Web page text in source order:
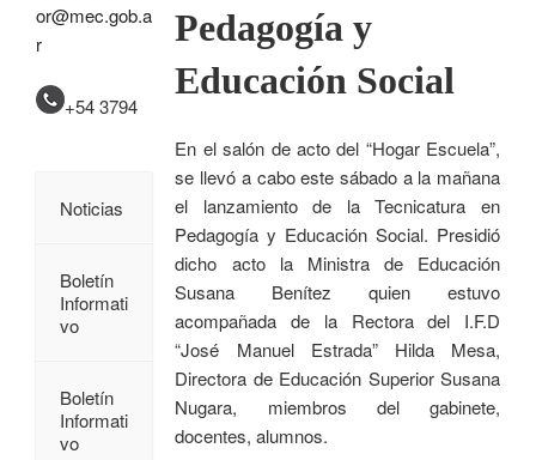
Pedagogía y
Educación Social
En el salón de acto del “Hogar Escuela”,
se llevó a cabo este sábado a la mañana
el lanzamiento de la Tecnicatura en
Pedagogía y Educación Social. Presidió
dicho acto la Ministra de Educación
Susana Benítez quien estuvo
acompañada de la Rectora del I.F.D
“José Manuel Estrada” Hilda Mesa,
Directora de Educación Superior Susana
Nugara, miembros del gabinete,
docentes, alumnos.
or@mec.gob.a
r
+54 3794
Noticias
Boletín
Informati
vo
Boletín
Informati
vo